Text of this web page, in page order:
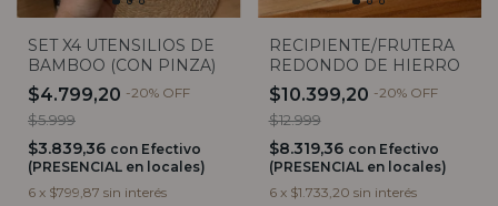
SET X4 UTENSILIOS DE
BAMBOO (CON PINZA)
$4.799,20 -20% OFF
$5.999
$3.839,36 con Efectivo
(PRESENCIAL en locales)
6 x $799,87 sin interés
RECIPIENTE/FRUTERA
REDONDO DE HIERRO
$10.399,20 -20% OFF
$12.999
$8.319,36 con Efectivo
(PRESENCIAL en locales)
6 x $1.733,20 sin interés